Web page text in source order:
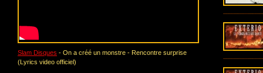
Slam Disques - On a créé un monstre - Rencontre surprise
(Lyrics video officiel)